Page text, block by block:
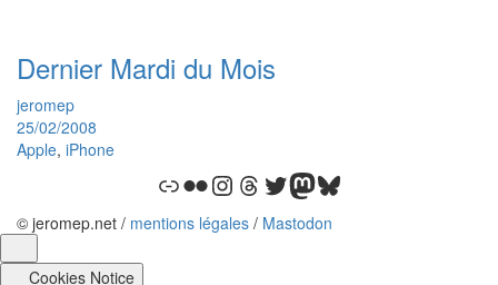
Dernier Mardi du Mois
jeromep
25/02/2008
Apple, iPhone
LienFlickrInstagram
Threads
Twitter
Mastodon
Bluesky
© jeromep.net / mentions légales / Mastodon
Cookies Notice